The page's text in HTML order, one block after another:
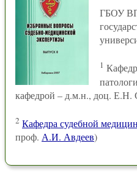
ГБОУ
1
кафедрой – д.м.н., доц. Е.Н.
2 Кафедра судебной
проф. А.И. Авдеев)